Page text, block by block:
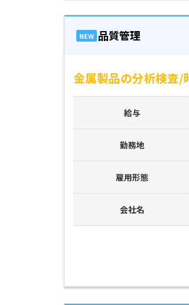
NEW 品質管理
金属製品の分析検査
給与
勤務地
雇用形態
会社名